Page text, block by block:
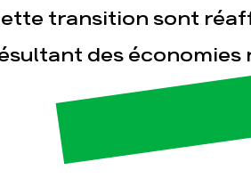
transition sont
des